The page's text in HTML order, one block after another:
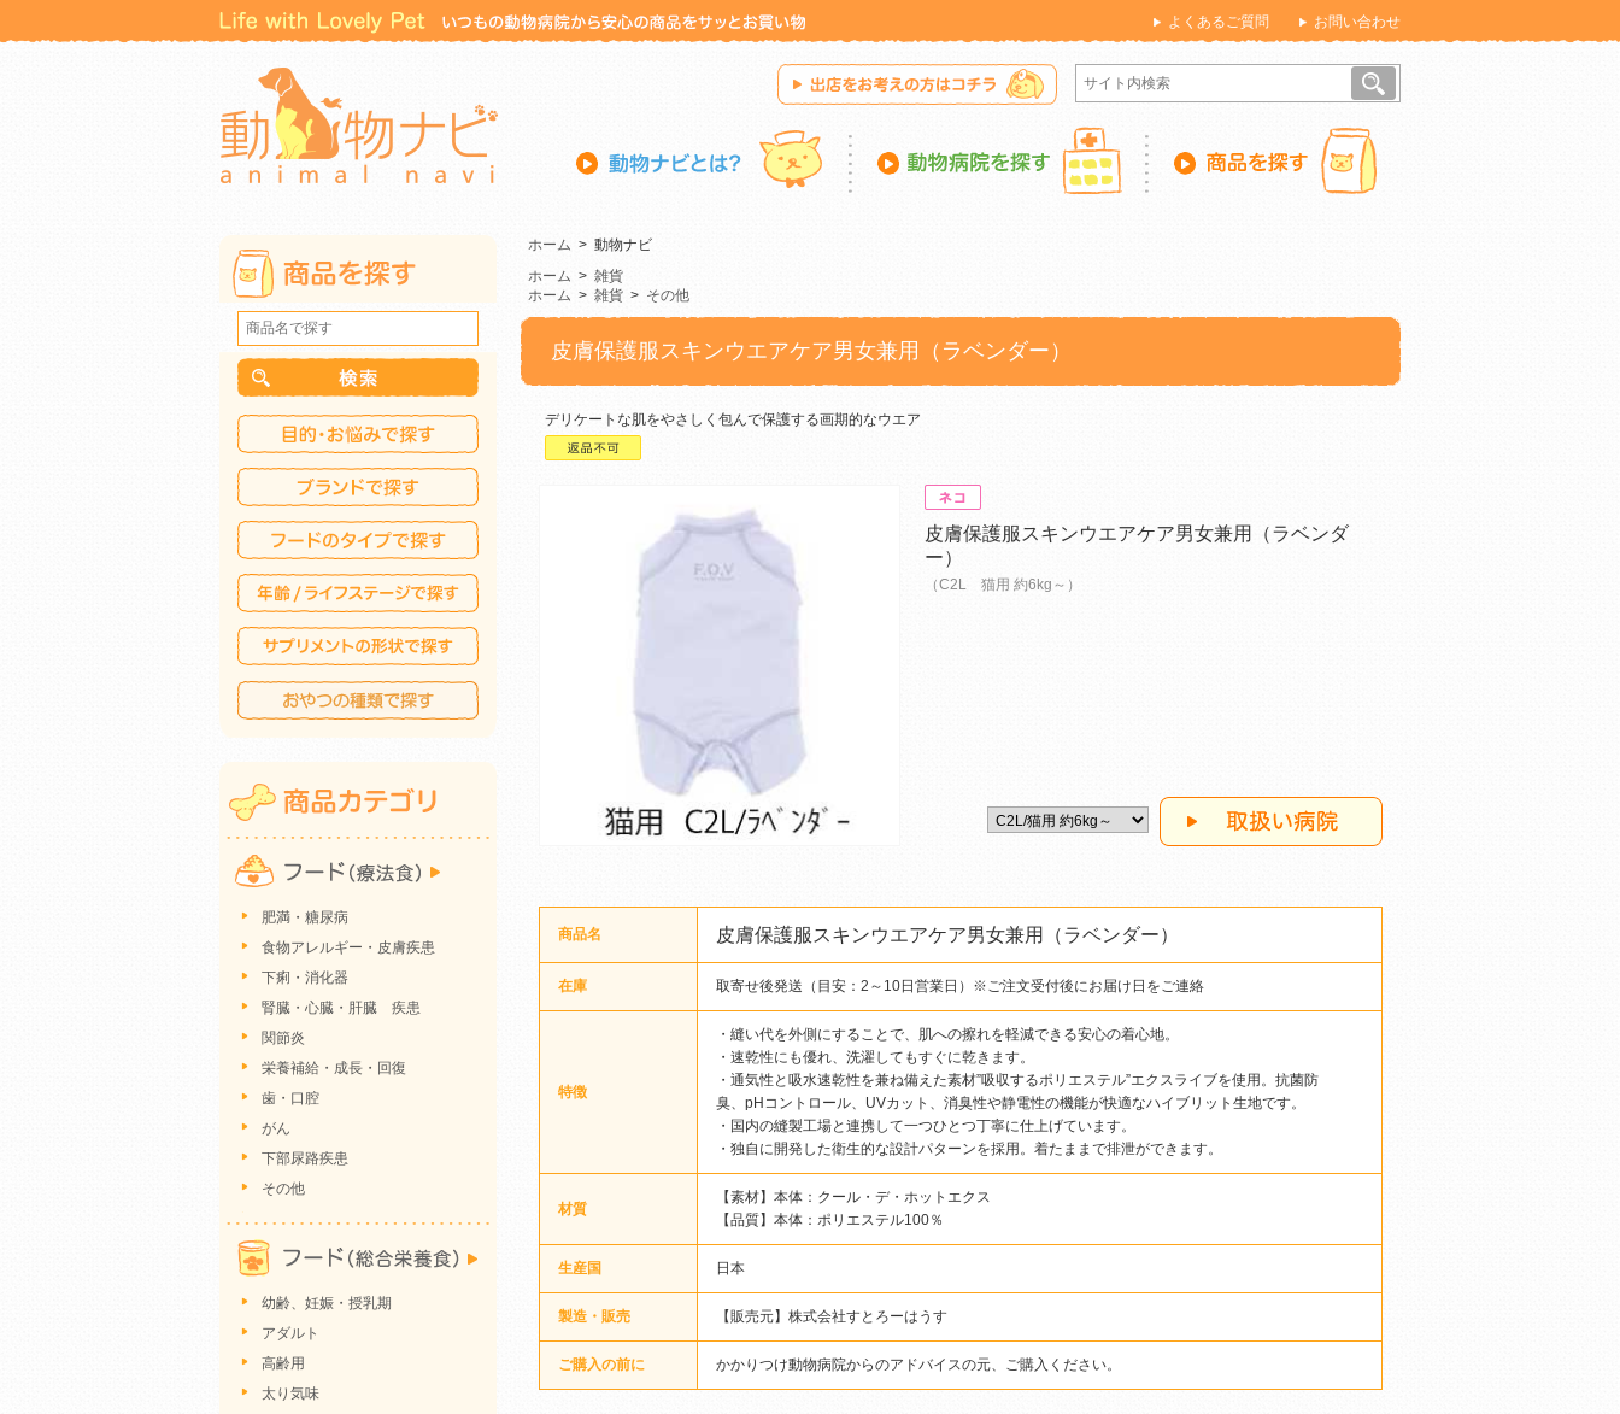
よくあるご質問 お問い合わせ
ホーム > 動物ナビ
ホーム > 雑貨
ホーム > 雑貨 > その他
皮膚保護服スキンウエアケア男女兼用（ラベンダー）
デリケートな肌をやさしく包んで保護する画期的なウエア
皮膚保護服スキンウエアケア男女兼用（ラベンダ
ー）
（C2L 猫用 約6kg～）
商品名 皮膚保護服スキンウエアケア男女兼用（ラベンダー）
在庫 取寄せ後発送（目安：2～10日営業日）※ご注文受付後にお届け日をご連絡
特徴
・縫い代を外側にすることで、肌への擦れを軽減できる安心の着心地。
・速乾性にも優れ、洗濯してもすぐに乾きます。
・通気性と吸水速乾性を兼ね備えた素材”吸収するポリエステル”エクスライブを使用。抗菌防
臭、pHコントロール、UVカット、消臭性や静電性の機能が快適なハイブリット生地です。
・国内の縫製工場と連携して一つひとつ丁寧に仕上げています。
・独自に開発した衛生的な設計パターンを採用。着たままで排泄ができます。
材質
【素材】本体：クール・デ・ホットエクス
【品質】本体：ポリエステル100％
生産国 日本
製造・販売 【販売元】株式会社すとろーはうす
ご購入の前に かかりつけ動物病院からのアドバイスの元、ご購入ください。
肥満・糖尿病
食物アレルギー・皮膚疾患
下痢・消化器
腎臓・心臓・肝臓 疾患
関節炎
栄養補給・成長・回復
歯・口腔
がん
下部尿路疾患
その他
幼齢、妊娠・授乳期
アダルト
高齢用
太り気味